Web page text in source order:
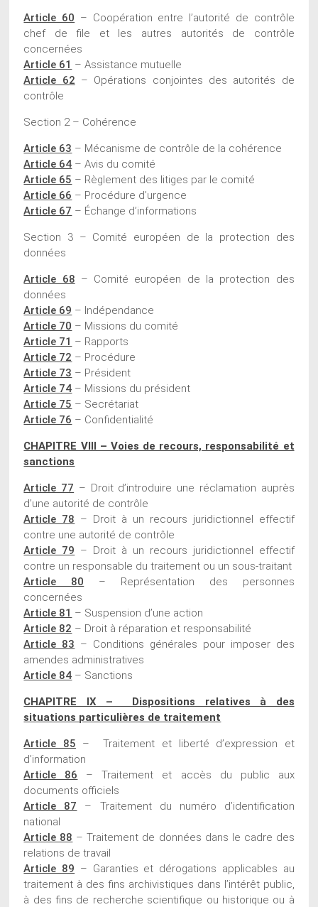
Article 60 – Coopération entre l’autorité de contrôle
chef de file et les autres autorités de contrôle
concernées
Article 61 – Assistance mutuelle
Article 62 – Opérations conjointes des autorités de
contrôle
Section 2 – Cohérence
Article 63 – Mécanisme de contrôle de la cohérence
Article 64 – Avis du comité
Article 65 – Règlement des litiges par le comité
Article 66 – Procédure d’urgence
Article 67 – Échange d’informations
Section 3 – Comité européen de la protection des
données
Article 68 – Comité européen de la protection des
données
Article 69 – Indépendance
Article 70 – Missions du comité
Article 71 – Rapports
Article 72 – Procédure
Article 73 – Président
Article 74 – Missions du président
Article 75 – Secrétariat
Article 76 – Confidentialité
CHAPITRE VIII – Voies de recours, responsabilité et
sanctions
Article 77 – Droit d’introduire une réclamation auprès
d’une autorité de contrôle
Article 78 – Droit à un recours juridictionnel effectif
contre une autorité de contrôle
Article 79 – Droit à un recours juridictionnel effectif
contre un responsable du traitement ou un sous-traitant
Article 80 – Représentation des personnes
concernées
Article 81 – Suspension d’une action
Article 82 – Droit à réparation et responsabilité
Article 83 – Conditions générales pour imposer des
amendes administratives
Article 84 – Sanctions
CHAPITRE IX – Dispositions relatives à des
situations particulières de traitement
Article 85 – Traitement et liberté d’expression et
d’information
Article 86 – Traitement et accès du public aux
documents officiels
Article 87 – Traitement du numéro d’identification
national
Article 88 – Traitement de données dans le cadre des
relations de travail
Article 89 – Garanties et dérogations applicables au
traitement à des fins archivistiques dans l’intérêt public,
à des fins de recherche scientifique ou historique ou à